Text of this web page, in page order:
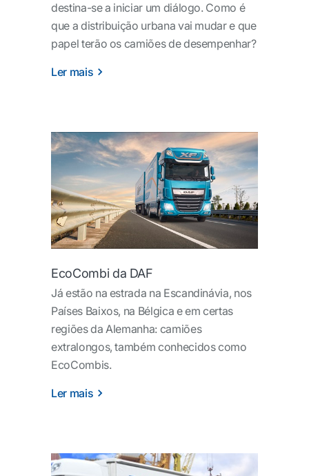
destina-se a iniciar um diálogo. Como é
que a distribuição urbana vai mudar e que
papel terão os camiões de desempenhar?
Ler mais
EcoCombi da DAF
Já estão na estrada na Escandinávia, nos
Países Baixos, na Bélgica e em certas
regiões da Alemanha: camiões
extralongos, também conhecidos como
EcoCombis.
Ler mais